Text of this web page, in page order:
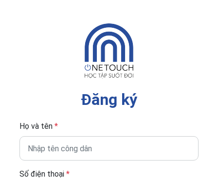
Đăng ký
Họ và tên *
Số điện thoại *